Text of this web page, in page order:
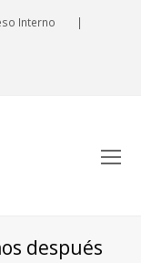
Interno
|
después